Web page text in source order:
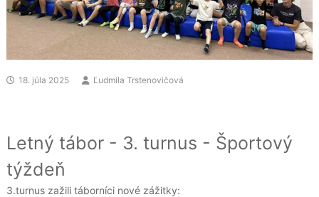
18. júla 2025 Ľudmila Trstenovičová
Letný tábor - 3. turnus - Športový
týždeň
3.turnus zažili táborníci nové zážitky: